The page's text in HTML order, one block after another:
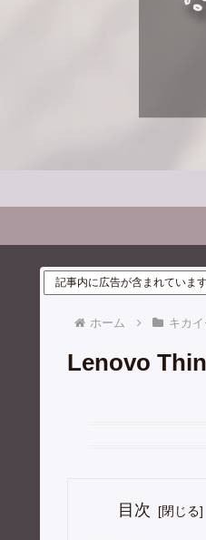
記事内に広告が含まれています
ホーム キカイ
Lenovo
目次